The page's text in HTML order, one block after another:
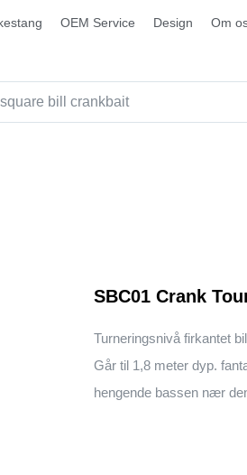
OEM Service Design Om
bill crankbait
SBC01 Crank
Turneringsnivå firkantet
Går til 1,8 meter dyp.
hengende bassen nær